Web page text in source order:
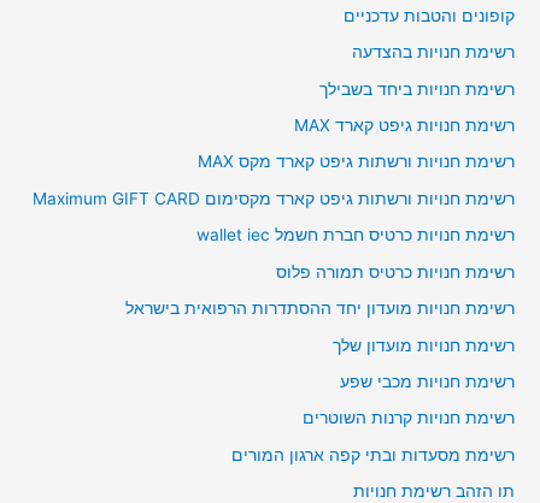
קופונים והטבות עדכניים
רשימת חנויות בהצדעה
רשימת חנויות ביחד בשבילך
רשימת חנויות גיפט קארד MAX
רשימת חנויות ורשתות גיפט קארד מקס MAX
רשימת חנויות ורשתות גיפט קארד מקסימום Maximum GIFT CARD
רשימת חנויות כרטיס חברת חשמל wallet iec
רשימת חנויות כרטיס תמורה פלוס
רשימת חנויות מועדון יחד ההסתדרות הרפואית בישראל
רשימת חנויות מועדון שלך
רשימת חנויות מכבי שפע
רשימת חנויות קרנות השוטרים
רשימת מסעדות ובתי קפה ארגון המורים
תו הזהב רשימת חנויות